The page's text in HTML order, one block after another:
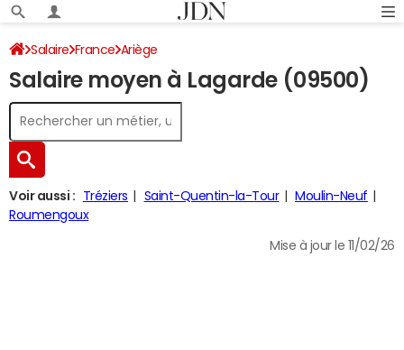
Salaire France Ariège
Salaire moyen à Lagarde (09500)
Voir aussi : Tréziers Saint-Quentin-la-Tour
Moulin-Neuf
Roumengoux
Mise à jour le 11/02/26